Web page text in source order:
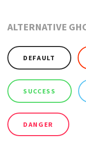
ALTERNATIVE
DEFAULT
SUCCESS
DANGER